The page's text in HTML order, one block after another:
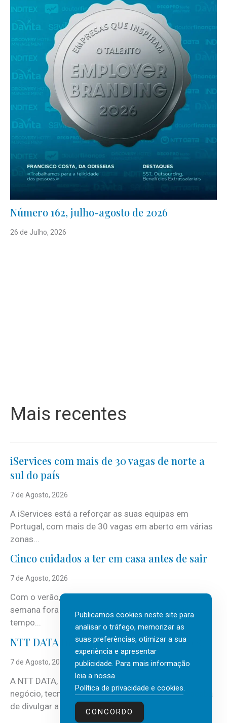
Número 162, julho-agosto de 2026
26 de Julho, 2026
Mais recentes
iServices com mais de 30 vagas de norte a
sul do país
7 de Agosto, 2026
A iServices está a reforçar as suas equipas em
Portugal, com mais de 30 vagas em aberto em várias
zonas...
Cinco cuidados a ter em casa antes de sair
7 de Agosto, 2026
Com o verão, chegam também as férias, os fins-de-
semana fora e os dias em que a casa fica mais
tempo...
NTT DATA Insurtech Global Outlook 2026
7 de Agosto, 2026
A NTT DATA, consultora global em serviços de
negócio, tecnologia e inteligência artificial (IA), acaba
de divulgar a mais recente...
Publicamos cookies neste site para
analisar o tráfego, memorizar as
suas preferências, otimizar a sua
experiência e apresentar
publicidade. Para mais informação
leia a nossa
Política de privacidade e cookies.
CONCORDO